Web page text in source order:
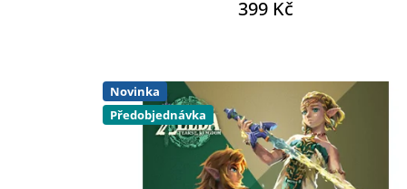
399 Kč
Novinka
Předobjednávka